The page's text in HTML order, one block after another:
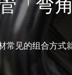
常见的组合方式